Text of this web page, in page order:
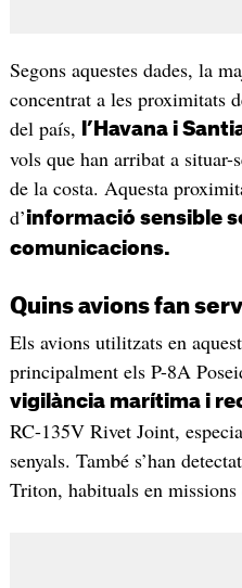
Segons aquestes dades, la
concentrat a les proximitats
del país,
l’Havana i
vols que han arribat a situar-
de la costa. Aquesta
d’informació sensible
comunicacions.
Quins avions fan
Els avions utilitzats en
principalment els P-8A
vigilància marítima i
RC-135V Rivet Joint,
senyals. També s’han
Triton, habituals en